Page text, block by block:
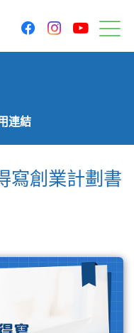
facebookinstagram
連結
寫創業計劃書